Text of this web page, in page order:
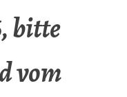
bitte
vom